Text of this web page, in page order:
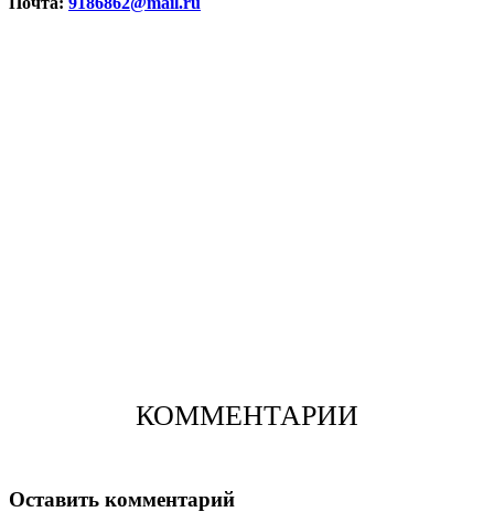
КОММЕНТАРИИ
Оставить комментарий